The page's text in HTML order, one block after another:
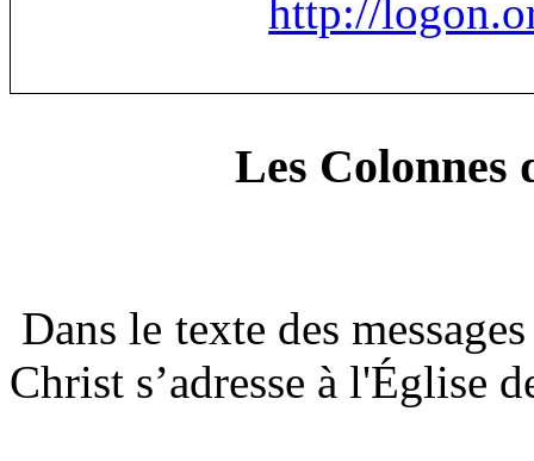
http://
Les Colonnes
Dans le texte des
Christ s’adresse à l'Église